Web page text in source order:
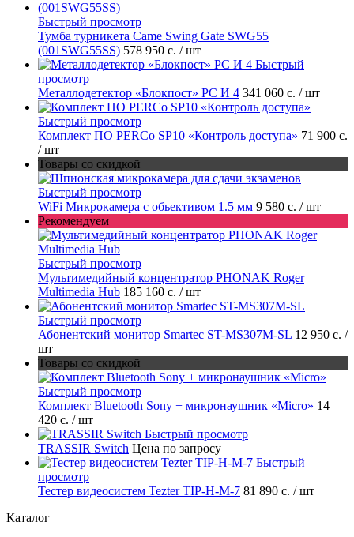
Быстрый просмотр
Тумба турникета Came Swing Gate SWG55
(001SWG55SS) 578 950 с. / шт
Быстрый
просмотр
Металлодетектор «Блокпост» PC И 4 341 060 с. / шт
Быстрый просмотр
Комплект ПО PERCo SP10 «Контроль доступа» 71 900 с.
/ шт
Товары со скидкой
Быстрый просмотр
WiFi Микрокамера с обьективом 1.5 мм 9 580 с. / шт
Рекомендуем
Быстрый просмотр
Мультимедийный концентратор PHONAK Roger
Multimedia Hub 185 160 с. / шт
Быстрый просмотр
Абонентский монитор Smartec ST-MS307M-SL 12 950 с. /
шт
Товары со скидкой
Быстрый просмотр
Комплект Bluetooth Sony + микронаушник «Micro» 14
420 с. / шт
Быстрый просмотр
TRASSIR Switch Цена по запросу
Быстрый
просмотр
Тестер видеосистем Tezter TIP-H-M-7 81 890 с. / шт
Каталог